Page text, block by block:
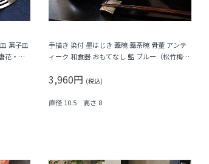
菓子皿
花・
手描き 染付 墨はじき 蓋碗 蓋茶碗 骨董 アンテ
ィーク 和食器 おもてなし 藍 ブルー（松竹梅・
3,960円 (税込)
直径 10.5 高さ 8